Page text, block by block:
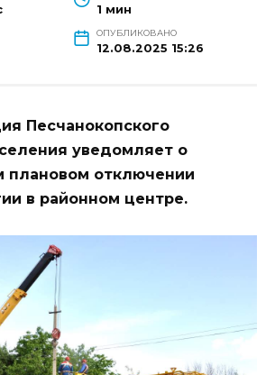
1 мин
ОПУБЛИКОВАНО
12.08.2025 15:26
Песчанокопского
уведомляет о
плановом отключении
в районном центре.